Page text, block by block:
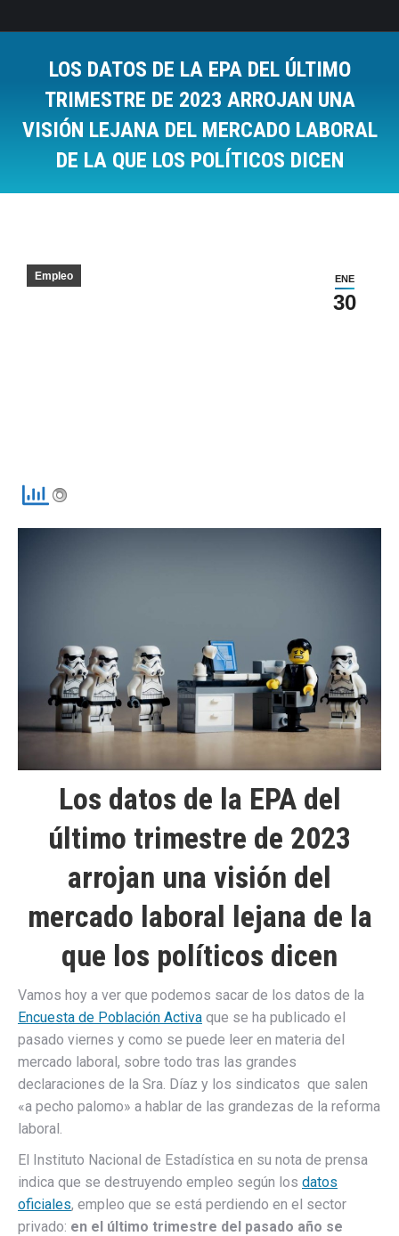
LOS DATOS DE LA EPA DEL ÚLTIMO
TRIMESTRE DE 2023 ARROJAN UNA
VISIÓN LEJANA DEL MERCADO LABORAL
DE LA QUE LOS POLÍTICOS DICEN
ENE
30
Empleo
Los datos de la EPA del
último trimestre de 2023
arrojan una visión del
mercado laboral lejana de la
que los políticos dicen
Vamos hoy a ver que podemos sacar de los datos de la
Encuesta de Población Activa que se ha publicado el
pasado viernes y como se puede leer en materia del
mercado laboral, sobre todo tras las grandes
declaraciones de la Sra. Díaz y los sindicatos que salen
«a pecho palomo» a hablar de las grandezas de la reforma
laboral.
El Instituto Nacional de Estadística en su nota de prensa
indica que se destruyendo empleo según los datos
oficiales, empleo que se está perdiendo en el sector
privado: en el último trimestre del pasado año se